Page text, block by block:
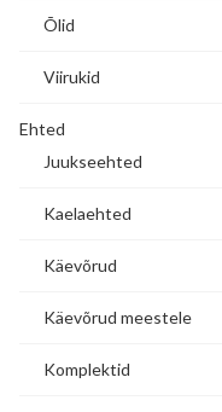
Õlid
Viirukid
Ehted
Juukseehted
Kaelaehted
Käevõrud
Käevõrud meestele
Komplektid